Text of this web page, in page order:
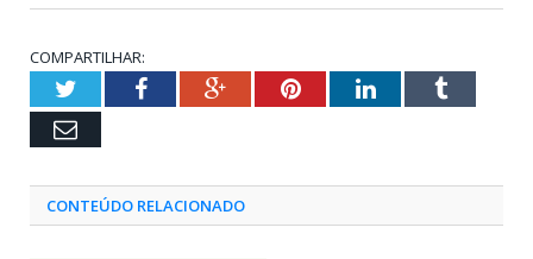
COMPARTILHAR:
TwitterFacebookGoogle+PinterestLinkedInTumblr
Email
CONTEÚDO RELACIONADO